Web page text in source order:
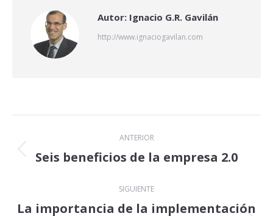
Autor: Ignacio G.R. Gavilán
http://www.ignaciogavilan.com
Navegación
entre
publicaciones
ANTERIOR
Publicación
Seis beneficios de la empresa 2.0
SIGUIENTE
La importancia de la implementación